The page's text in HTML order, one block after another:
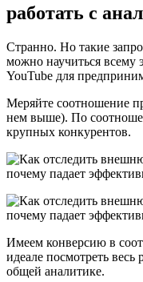
работать с
Странно. Но такие
можно научиться всему
YouTube для
Меряйте соотношение
нем выше). По
крупных конкурентов.
Имеем конверсию в
идеале посмотреть
общей аналитике.